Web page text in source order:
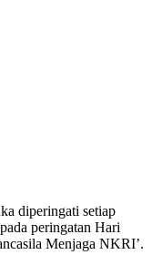
diperingati setiap
peringatan Hari
Menjaga NKRI’.